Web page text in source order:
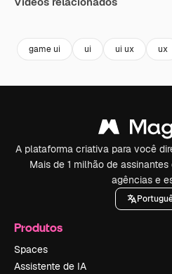
game ui ui ui ux ux
A plataforma criativa para você
Mais de 1 milhão de
agências e
Produtos
Spaces
Assistente de IA